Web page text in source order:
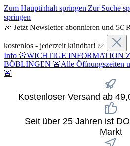
Zum Hauptinhalt springen Zur Suche
springen
🎉 Jetzt Newsletter abonnieren und 5€
kostenlos - jederzeit kündbar! ✅
Info 🚨WICHTIGE INFORMATION
BÖBLINGEN 🚨Alle Öffnungszeiten
🚨
Kostenloser Versand ab
Seit über 25 Jahren ist
Markt